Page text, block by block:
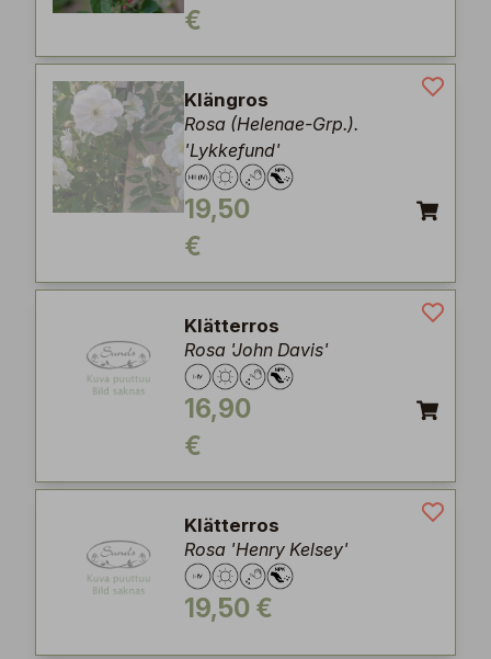
€
Klängros
Rosa (Helenae-Grp.).
'Lykkefund'
19,50
€
Klätterros
Rosa 'John Davis'
16,90
€
Klätterros
Rosa 'Henry Kelsey'
19,50 €